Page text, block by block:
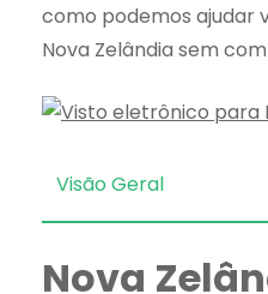
como podemos ajudar
Nova Zelândia sem
Visão Geral
Nova